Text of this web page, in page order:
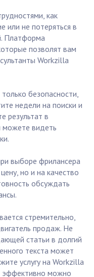
как
или не потеряться в
Платформа
позволят вам
Workzilla
безопасности,
недели на поиски и
результат в
можете видеть
выборе фрилансера
но и на качество
обсуждать
стремительно,
продаж. Не
статьи в долгий
текста может
услугу на Workzilla
эффективно можно